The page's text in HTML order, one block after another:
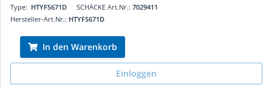
SCHÄCKE Art.Nr.: 7029411
Type: HTYFS671D
Hersteller-Art.Nr.: HTYFS671D
In den Warenkorb
Einloggen